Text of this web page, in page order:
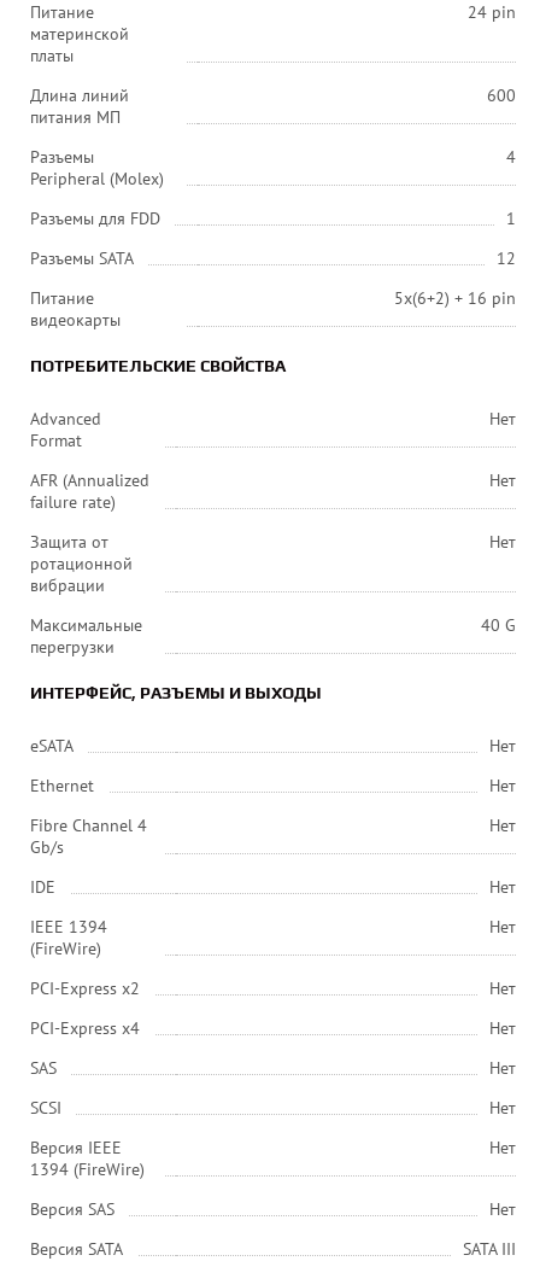
Питание
материнской
платы
24 pin
Длина линий
питания МП
600
Разъемы
Peripheral (Molex)
4
Разъемы для FDD
1
Разъемы SATA
12
Питание
видеокарты
5х(6+2) + 16 pin
ПОТРЕБИТЕЛЬСКИЕ СВОЙСТВА
Advanced
Format
Нет
AFR (Annualized
failure rate)
Нет
Защита от
ротационной
вибрации
Нет
Максимальные
перегрузки
40 G
ИНТЕРФЕЙС, РАЗЪЕМЫ И ВЫХОДЫ
eSATA
Нет
Ethernet
Нет
Fibre Channel 4
Gb/s
Нет
IDE
Нет
IEEE 1394
(FireWire)
Нет
PCI-Express x2
Нет
PCI-Express x4
Нет
SAS
Нет
SCSI
Нет
Версия IEEE
1394 (FireWire)
Нет
Версия SAS
Нет
Версия SATA
SATA III